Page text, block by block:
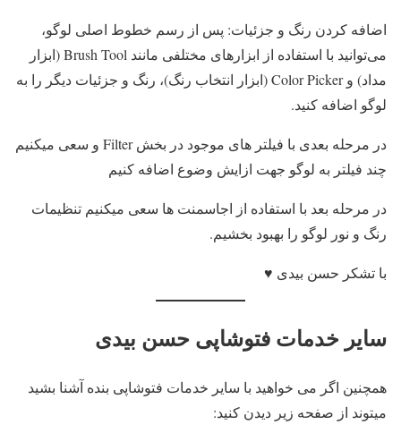
اضافه کردن رنگ و جزئیات: پس از رسم خطوط اصلی لوگو،
می‌توانید با استفاده از ابزارهای مختلفی مانند Brush Tool (ابزار
مداد) و Color Picker (ابزار انتخاب رنگ)، رنگ و جزئیات دیگر را به
لوگو اضافه کنید.
در مرحله بعدی با فیلتر های موجود در بخش Filter و سعی میکنیم
چند فیلتر به لوگو جهت ازایش وضوع اضافه کنیم
در مرحله بعد با استفاده از اجاسمنت ها سعی میکنیم تنظیمات
رنگ و نور لوگو را بهبود بخشیم.
با تشکر حسن بیدی ♥
سایر خدمات فتوشاپی حسن بیدی
همچنین اگر می خواهید با سایر خدمات فتوشاپی بنده آشنا بشید
میتوند از صفحه زیر دیدن کنید: